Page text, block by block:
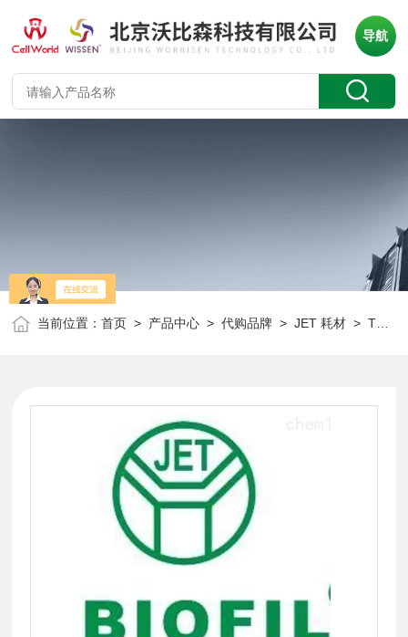
导航
当前位置：首页 > 产品中心 >代购品牌 >JET 耗材 > TUB006012JET 样品库管